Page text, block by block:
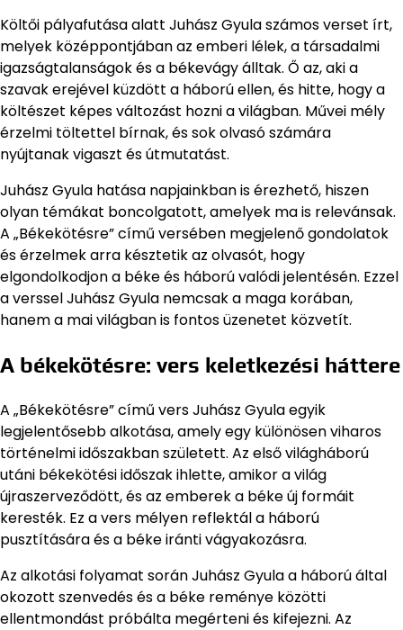
Költői pályafutása alatt Juhász Gyula számos verset írt,
melyek középpontjában az emberi lélek, a társadalmi
igazságtalanságok és a békevágy álltak. Ő az, aki a
szavak erejével küzdött a háború ellen, és hitte, hogy a
költészet képes változást hozni a világban. Művei mély
érzelmi töltettel bírnak, és sok olvasó számára
nyújtanak vigaszt és útmutatást.
Juhász Gyula hatása napjainkban is érezhető, hiszen
olyan témákat boncolgatott, amelyek ma is relevánsak.
A „Békekötésre” című versében megjelenő gondolatok
és érzelmek arra késztetik az olvasót, hogy
elgondolkodjon a béke és háború valódi jelentésén. Ezzel
a verssel Juhász Gyula nemcsak a maga korában,
hanem a mai világban is fontos üzenetet közvetít.
A békekötésre: vers keletkezési háttere
A „Békekötésre” című vers Juhász Gyula egyik
legjelentősebb alkotása, amely egy különösen viharos
történelmi időszakban született. Az első világháború
utáni békekötési időszak ihlette, amikor a világ
újraszerveződött, és az emberek a béke új formáit
keresték. Ez a vers mélyen reflektál a háború
pusztítására és a béke iránti vágyakozásra.
Az alkotási folyamat során Juhász Gyula a háború által
okozott szenvedés és a béke reménye közötti
ellentmondást próbálta megérteni és kifejezni. Az